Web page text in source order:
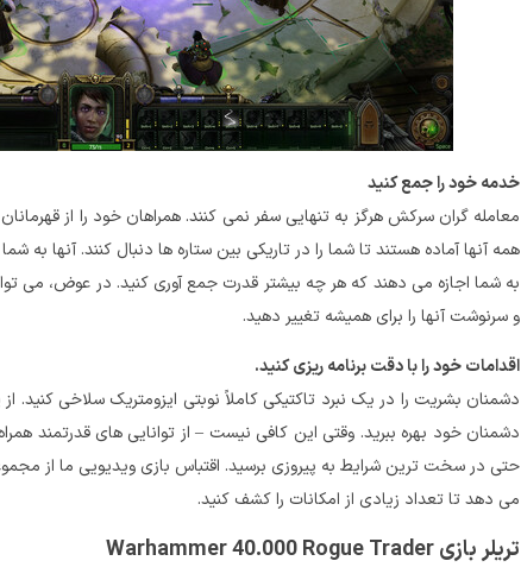
خدمه خود را جمع کنید
معامله گران سرکش هرگز به تنهایی سفر نمی کنند. همراهان خود را از
همه آنها آماده هستند تا شما را در تاریکی بین ستاره ها دنبال کنند. آنها
به شما اجازه می دهند که هر چه بیشتر قدرت جمع آوری کنید. در عوض، می
و سرنوشت آنها را برای همیشه تغییر دهید.
اقدامات خود را با دقت برنامه ریزی کنید.
دشمنان بشریت را در یک نبرد تاکتیکی کاملاً نوبتی ایزومتریک سلاخی
دشمنان خود بهره ببرید. وقتی این کافی نیست – از توانایی های قدرتمند
می دهد تا تعداد زیادی از امکانات را کشف کنید.
تریلر بازی Warhammer 40.000 Rogue Trader